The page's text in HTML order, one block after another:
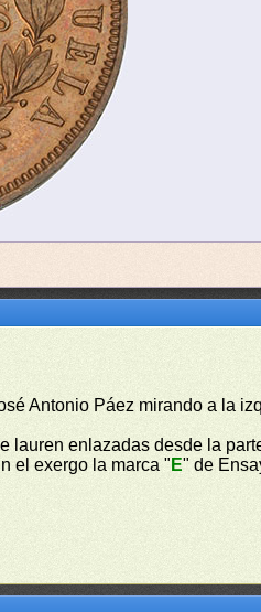
Antonio Páez mirando a la
lauren enlazadas desde la
el exergo la marca " E" de